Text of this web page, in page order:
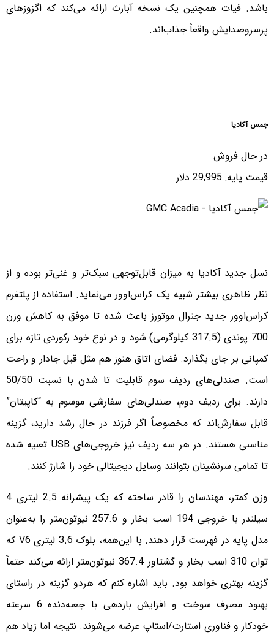
باشد. فیات همچنین یک نسخه آبارث ارائه می‌کند که اگزوزهای
پرسروصدایش واقعاً جذاب‌اند.
جمس آکادیا
در حال فروش
قیمت پایه: 29,995 دلار
نسل جدید آکادیا به میزان قابل‌توجهی سبک‌تر و غنی‌تر بوده و از
نظر ظاهری بیشتر شبیه یک کراس‌اوور می‌نماید. استفاده از پلتفرم
کراس‌اوور جدید جنرال موتورز باعث شده تا موفق به کاهش وزن
700 پوندی (317.5 کیلوگرمی) شود و در نوع خود رکوردی تازه برای
کمپانی بر جای بگذارد. فضای اتاق هنوز هم مثل قبل جادار و راحت
است. صندلی‌های ردیف سوم قابلیت تا شدن با نسبت 50/50
دارند. برای ردیف دوم، صندلی‌های سفارشی موسوم به “کاپیتان”
قابل سفارش‌اند که مخصوصاً اگر فرزند در حال رشد دارید، گزینه
مناسبی هستند. در هر سه ردیف نیز خروجی‌های USB تعبیه شده
تا تمامی سرنشینان بتوانند وسایل دیجیتالی خود را شارژ کنند.
وزن کمتر، مهندسان را قادر ساخته که یک پیشرانه 2.5 لیتری 4
سیلندر با خروجی 194 اسب بخار و 257.6 نیوتون‌متر را به‌عنوان
مدل پایه در فهرست قرار دهند. با این‌همه، بلوک 3.6 لیتری V6 که
توان 310 اسب بخار و گشتاور 367.4 نیوتون‌متر ارائه می‌کند حتماً
گزینه بهتری خواهد بود. باید اشاره کنم که هردو گزینه در راستای
بهبود مصرف سوخت و افزایش بازدهی با جعبه‌دنده 6 سرعته
خودکار و فناوری استارت/استاپ عرضه می‌شوند. نتیجه اما زیاد هم